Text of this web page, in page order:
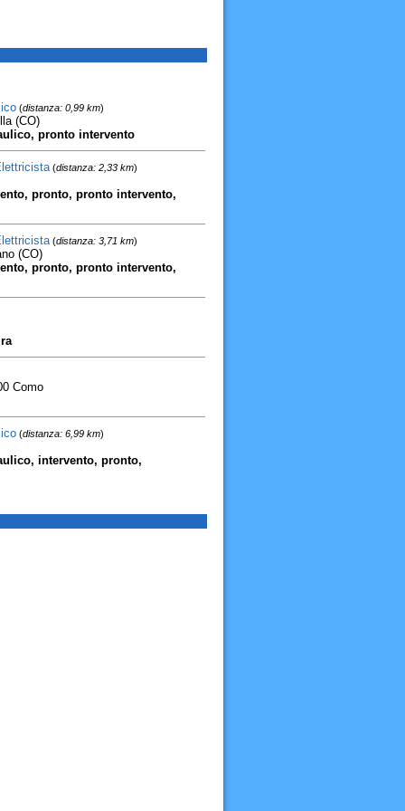
(distanza: 0,99 km)
(CO)
pronto intervento
(distanza: 2,33 km)
pronto, pronto intervento,
(distanza: 3,71 km)
(CO)
pronto, pronto intervento,
Como
(distanza: 6,99 km)
intervento, pronto,